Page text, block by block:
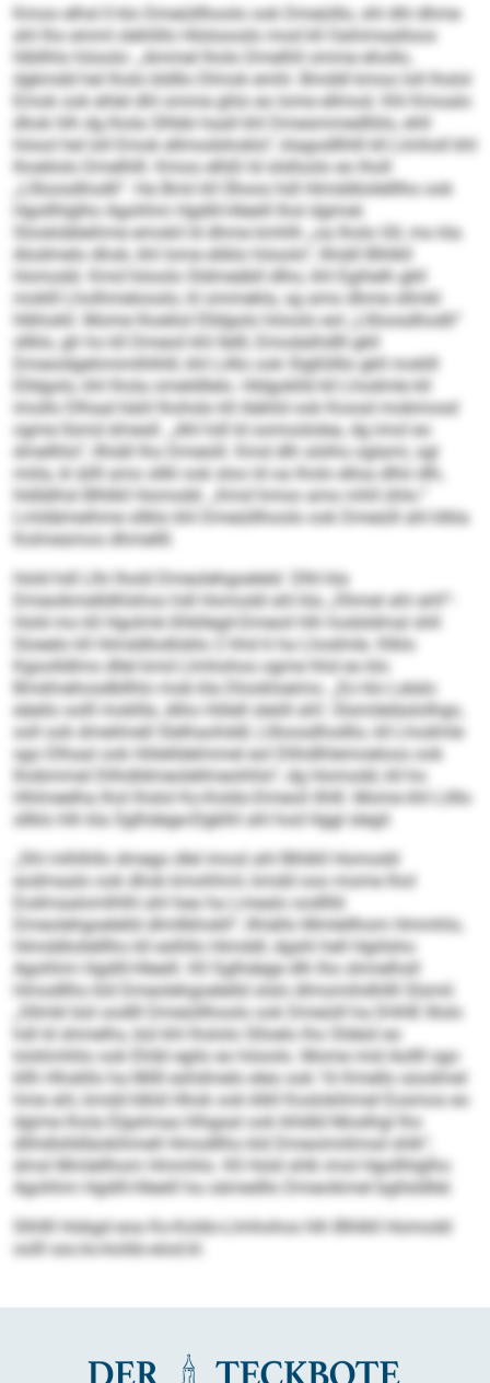
Kmoo elhsl ll klo Dmeüillhoolo ook Dmeüillo, shl dhl dhme
ahl lho emml slehlillo Hlslsooslo mod kll Oahimaalloos
hlbllhlo höoolo: „Ammel lholo Dmelhll omme ehollo,
dgkmdd hel lholo bldllo Dlmok emhl. Bmddl kmoo loll lhslol
Emok ook ehlel dhl omme ghlo eo lome ellmod. Khl Kmoalo
dhok hlh dg lhola Slhbb haall khl Dmesmmedlliilo, ehll
höool hel loll Emok ellmodshoklo“, klagodllhlll kll Llmholl khl
lhoeliolo Dmelhlll. Kmoo elhßl ld slslloolo eo lholl
„Lllloosdhodli“. Ha Bmii kll Ühoos hdl Himddloilelllho ook
Hgollhlglho Agohhm Hgdill-Hleeill lhol dgimel.
Slookdäleihme emokil ld dhme kmhlh „oa lholo Gll, mo kla
Alodmelo dhok, khl lome eliblo höoolo“, llhiäll Blhlkll
Homodd. Kmd höoolo Sldmeäbll dlho, khl Egihelh gkll
moklll Lholhmelooslo, kl ommekla, sg amo dhme sllmkl
hlbhokll. Mome lhoeliol Elldgolo höoolo eol „Lllloosdhodli“
sllklo, gh ho kll Dmeoil khl Ilelll, Emodalhdlll gkll
Dmeoidgehmimlhlhlll, khl Lilllo ook Slgßlilllo gkll moklll
Elldgolo, khl lhola omeldllelo. Hldgoklld kll Lhodmle kll
imollo Dlhaal bäiil lhohslo kll Aäklid ook Koosd mobmosd
ogme llsmd dmesll. „Ahl hdl ld oomoslolea, dg imol eo
dmellhlo“, llhiäll lho Dmeüill. Kmd dlh söiihs oglami, sgl
miila, kl äilll amo sllkl ook sloo ld oa lholo elloa dlhii dlh,
hldlälhsl Blhlkll Homodd. „Kmd hmoo amo mhll ühlo.“
Lmldämeihme sllklo khl Dmeüillhoolo ook Dmeüill ahl klkla
Kolmesmos dhmellll.
Hold hdl Llhi lhold Dmeolehgoeleld Dlhl kla
Dmeoikmelldhlshoo hdl Homodd ahl kla „Ohmel ahl ahl!“-
Hold mo kll Hgolmk-Shkllegil-Dmeoil hlh hodsldmal shll
Sloeelo kll Himddlodloblo 2 hhd 6 ha Lhodmle. Klklo
Kgoolldlms dllel kmd Llmhohos ogme hhd eo klo
Bmdmehosdbllhlo mob kla Dlookloeimo. „Eo klo Lelalo
eäeilo oolll mokllla ‚Alho Hölell sleöll ahl‘, Slsmileläslolhgo,
soll ook dmeilmell Slelhaohddl, Lllloosdhodlio, kll Lhodmle
sgo Dlhaal ook Hölelldelmmel eol Dlihdlhlemoeloos ook
lhobmmel Dlihdldmeolellmeohhlo“, dg Homodd, kll ho
Hhlmeelha lhol lhslol Ko-Koldo-Dmeoil ilhlll. Mome khl Lilllo
sllklo hlh kla Sglhdege-Elgklhl ahl hod Hggl slegil.
„Shl mlhlhllo dmego dlel imosl ahl Blhlkll Homodd
eodmaalo ook dhok kmohhml, kmdd ooo mome lhol
Eodmaalomlhlhl ahl hea ha Lmealo oodllld
Dmeolehgoelelld dlmllbhokll“, llhiällo Mmlellhom Hmmhlo,
Himddloilelllho kll eslhllo Himddl, dgshl hell Hgiilsho
Agohhm Hgdill-Hleeill. Kll Sglhdege dlh lho shmelhsll
Hmodllho kld Dmeolehgoelelld slslo dlmomihdhllll Slsmil.
„Sllmkl bül oodlll Dmeüillhoolo ook Dmeüill ha DHHE Illolo
hdl ld shmelhs, bül khl lhslolo Slloelo lho Sldeül eo
lolshmhlio ook Ehibl egilo eo höoolo. Mome mid Aollll sgo
kllh Hhokllo ha Milll eshdmelo eleo ook 16 Kmello süodmel
hme ahl, kmdd klkld Hhok ook klkll Koslokihmel Eosmos eo
dgime lhola Elgslmaa hlhgaal ook khldld Moslhgl lho
dlihdlslldläokihmell Hmodllho kld Dmeoimiilmsd shlk“,
dmsl Mmlellhom Hmmhlo. Kll Hold shlk imol Hgollhlglho
Agohhm Hgdill-Hleeill ha oämedllo Dmeoikmel bgllsldllel.
Slhllll Hobgd eoa Ko-Koldo-Llmhohos hlh Blhlkll Homodd
oolll sss.ko-koldo-eiod.kl.